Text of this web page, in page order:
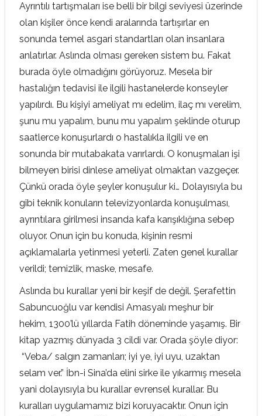
Ayrıntılı tartışmaları ise belli bir bilgi seviyesi üzerinde
olan kişiler önce kendi aralarında tartışırlar en
sonunda temel asgari standartları olan insanlara
anlatırlar. Aslında olması gereken sistem bu. Fakat
burada öyle olmadığını görüyoruz. Mesela bir
hastalığın tedavisi ile ilgili hastanelerde konseyler
yapılırdı. Bu kişiyi ameliyat mı edelim, ilaç mı verelim,
şunu mu yapalım, bunu mu yapalım şeklinde oturup
saatlerce konuşurlardı o hastalıkla ilgili ve en
sonunda bir mutabakata varırlardı. O konuşmaları işi
bilmeyen birisi dinlese ameliyat olmaktan vazgeçer.
Çünkü orada öyle şeyler konuşulur ki… Dolayısıyla bu
gibi teknik konuların televizyonlarda konuşulması,
ayrıntılara girilmesi insanda kafa karışıklığına sebep
oluyor. Onun için bu konuda, kişinin resmi
açıklamalarla yetinmesi yeterli. Zaten genel kurallar
verildi; temizlik, maske, mesafe.
Aslında bu kurallar yeni bir keşif de değil. Şerafettin
Sabuncuoğlu var kendisi Amasyalı meşhur bir
hekim, 1300’lü yıllarda Fatih döneminde yaşamış. Bir
kitap yazmış dünyada 3 cildi var. Orada şöyle diyor:
“Veba/ salgın zamanları; iyi ye, iyi uyu, uzaktan
selam ver.” İbn-i Sina’da elini sirke ile yıkarmış mesela
yani dolayısıyla bu kurallar evrensel kurallar. Bu
kuralları uygulamamız bizi koruyacaktır. Onun için